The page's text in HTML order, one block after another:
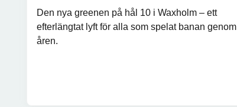
Den nya greenen på hål 10 i Waxholm – ett
efterlängtat lyft för alla som spelat banan genom
åren.